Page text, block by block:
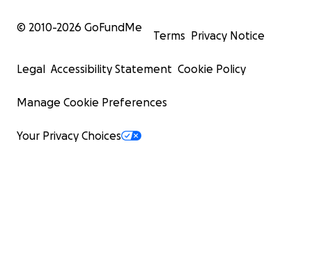
© 2010-2026 GoFundMe
Terms Privacy Notice
Legal Accessibility Statement Cookie Policy
Manage Cookie Preferences
Your Privacy Choices